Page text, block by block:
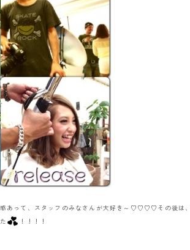
あって、スタッフのみなさんが大好き～♡♡♡♡その後は
！！！！